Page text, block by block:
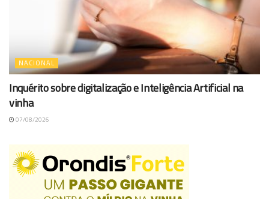
NACIONAL
Inquérito sobre digitalização e Inteligência Artificial na
vinha
07/08/2026